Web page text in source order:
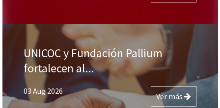
UNICOC y Fundación Pallium
fortalecen al...
03 Aug 2026
Ver más